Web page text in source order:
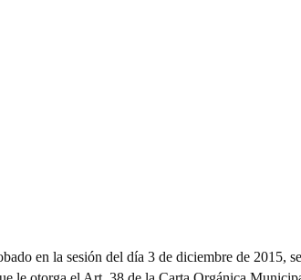
en la sesión del día 3 de diciembre de 2015,